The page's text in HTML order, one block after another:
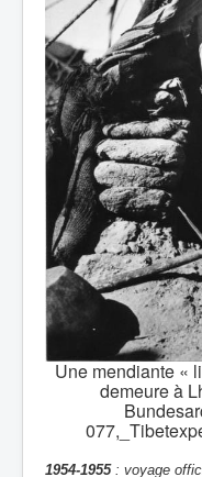
Une mendiante «
demeure à
1954-1955 : voyage